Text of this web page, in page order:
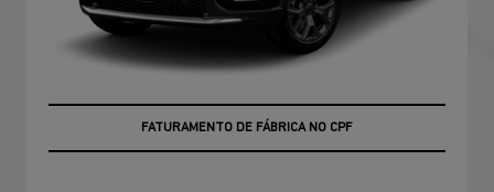
FATURAMENTO DE FÁBRICA NO CPF